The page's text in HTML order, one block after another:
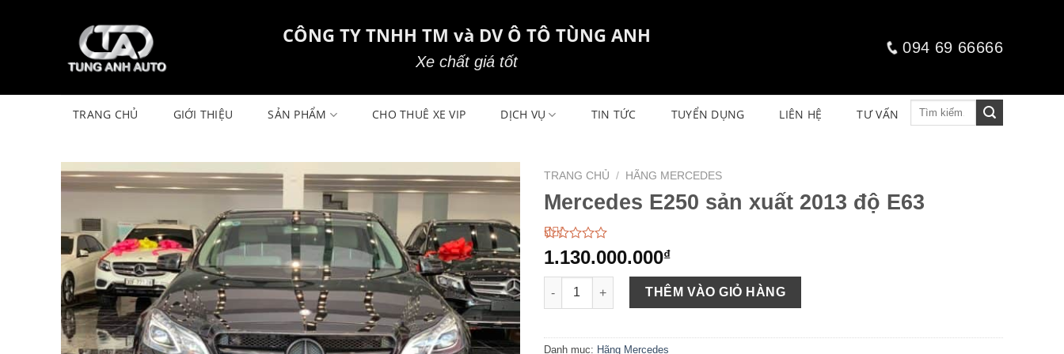
CÔNG TY TNHH TM và DV Ô TÔ TÙNG ANH
Xe chất giá tốt
094 69 66666
TRANG CHỦ GIỚI THIỆU SẢN PHẨM CHO THUÊ XE VIP DỊCH VỤ TIN TỨC TUYỂN DỤNG LIÊN HỆ TƯ VẤN
Tìm
TRANG CHỦ / HÃNG MERCEDES
Mercedes E250 sản xuất 2013 độ E63
1.50
trên
5
2
1.130.000.000₫
Mercedes E250 sản xuất 2013 độ E63 số lượng
THÊM VÀO GIỎ HÀNG
Danh mục: Hãng Mercedes